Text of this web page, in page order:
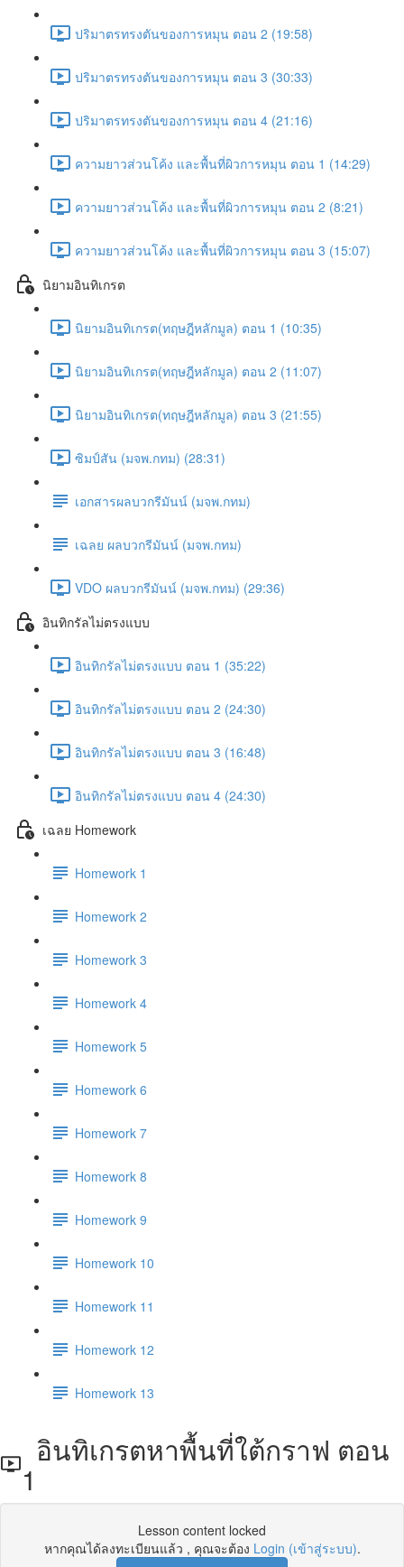
ปริมาตรทรงตันของการหมุน ตอน 2 (19:58)
ปริมาตรทรงตันของการหมุน ตอน 3 (30:33)
ปริมาตรทรงตันของการหมุน ตอน 4 (21:16)
ความยาวส่วนโค้ง และพื้นที่ผิวการหมุน ตอน 1 (14:29)
ความยาวส่วนโค้ง และพื้นที่ผิวการหมุน ตอน 2 (8:21)
ความยาวส่วนโค้ง และพื้นที่ผิวการหมุน ตอน 3 (15:07)
นิยามอินทิเกรต
นิยามอินทิเกรต(ทฤษฎีหลักมูล) ตอน 1 (10:35)
นิยามอินทิเกรต(ทฤษฎีหลักมูล) ตอน 2 (11:07)
นิยามอินทิเกรต(ทฤษฎีหลักมูล) ตอน 3 (21:55)
ซิมป์สัน (มจพ.กทม) (28:31)
เอกสารผลบวกรีมันน์ (มจพ.กทม)
เฉลย ผลบวกรีมันน์ (มจพ.กทม)
VDO ผลบวกรีมันน์ (มจพ.กทม) (29:36)
อินทิกรัลไม่ตรงแบบ
อินทิกรัลไม่ตรงแบบ ตอน 1 (35:22)
อินทิกรัลไม่ตรงแบบ ตอน 2 (24:30)
อินทิกรัลไม่ตรงแบบ ตอน 3 (16:48)
อินทิกรัลไม่ตรงแบบ ตอน 4 (24:30)
เฉลย Homework
Homework 1
Homework 2
Homework 3
Homework 4
Homework 5
Homework 6
Homework 7
Homework 8
Homework 9
Homework 10
Homework 11
Homework 12
Homework 13
อินทิเกรตหาพื้นที่ใต้กราฟ ตอน
1
Lesson content locked
หากคุณได้ลงทะเบียนแล้ว , คุณจะต้อง Login (เข้าสู่ระบบ).